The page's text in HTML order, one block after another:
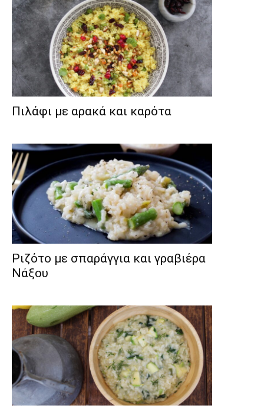
Πιλάφι με αρακά και καρότα
Ριζότο με σπαράγγια και γραβιέρα
Νάξου